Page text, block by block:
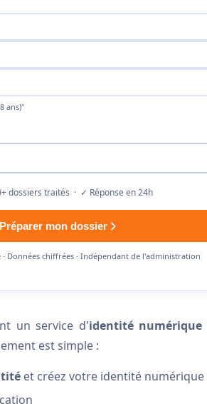
ans)"
dossiers traités · ✓ Réponse en 24h
Préparer mon dossier
Données chiffrées · Indépendant de l'administration
un service d'identité numérique
est simple :
et créez votre identité numérique